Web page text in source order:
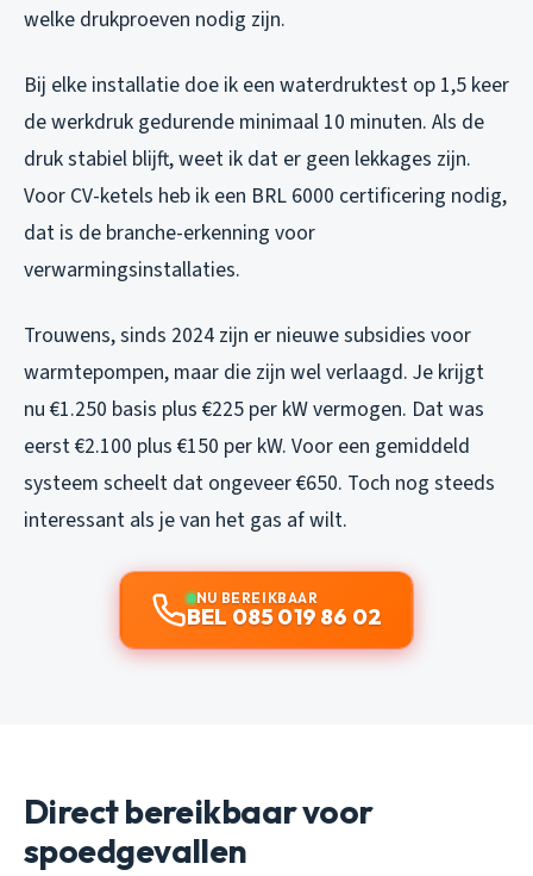
welke drukproeven nodig zijn.
Bij elke installatie doe ik een waterdruktest op 1,5 keer
de werkdruk gedurende minimaal 10 minuten. Als de
druk stabiel blijft, weet ik dat er geen lekkages zijn.
Voor CV-ketels heb ik een BRL 6000 certificering nodig,
dat is de branche-erkenning voor
verwarmingsinstallaties.
Trouwens, sinds 2024 zijn er nieuwe subsidies voor
warmtepompen, maar die zijn wel verlaagd. Je krijgt
nu €1.250 basis plus €225 per kW vermogen. Dat was
eerst €2.100 plus €150 per kW. Voor een gemiddeld
systeem scheelt dat ongeveer €650. Toch nog steeds
interessant als je van het gas af wilt.
NU BEREIKBAAR
BEL 085 019 86 02
Direct bereikbaar voor
spoedgevallen